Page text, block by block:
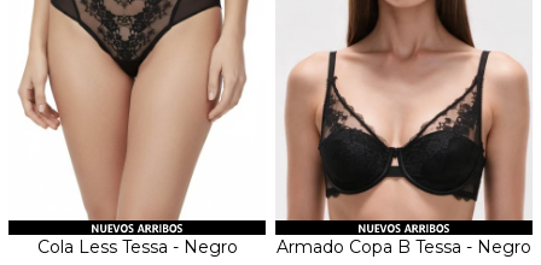
Cola Less Tessa - Negro Armado Copa B Tessa - Negro